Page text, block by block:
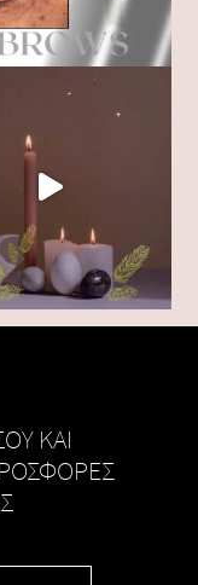
ΚΑΙ